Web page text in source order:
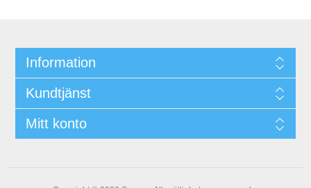
Information
Kundtjänst
Mitt konto